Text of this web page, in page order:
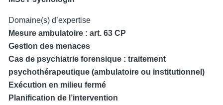
Domaine(s) d’expertise
Mesure ambulatoire : art. 63 CP
Gestion des menaces
Cas de psychiatrie forensique : traitement
psychothérapeutique (ambulatoire ou institutionnel)
Exécution en milieu fermé
Planification de l’intervention